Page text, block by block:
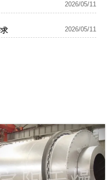
2026/05/11
2026/05/11